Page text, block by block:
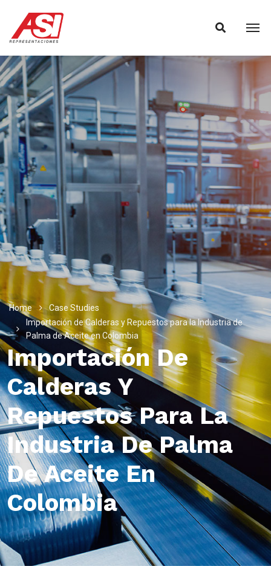
Home
Case Studies
Importación de Calderas y Repuestos para la Industria de
Palma de Aceite en Colombia
Importación De
Calderas Y
Repuestos Para La
Industria De Palma
De Aceite En
Colombia